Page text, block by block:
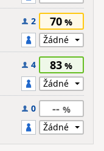
2 70
4 83
0 --